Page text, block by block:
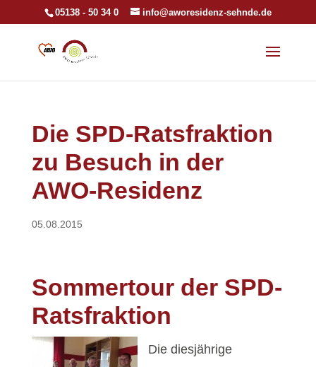
05138 - 50 34 0 info@aworesidenz-sehnde.de
Die SPD-Ratsfraktion
zu Besuch in der
AWO-Residenz
05.08.2015
Sommertour der SPD-
Ratsfraktion
Die diesjährige